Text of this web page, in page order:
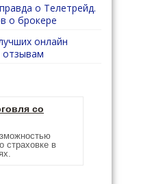
о Телетрейд.
о брокере
онлайн
отзывам
со
страховке в